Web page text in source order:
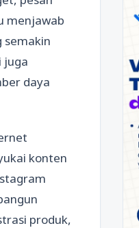
menjawab
semakin
juga
daya
konten
produk,